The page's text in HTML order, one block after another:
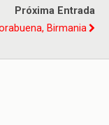
Próxima Entrada
Birmania